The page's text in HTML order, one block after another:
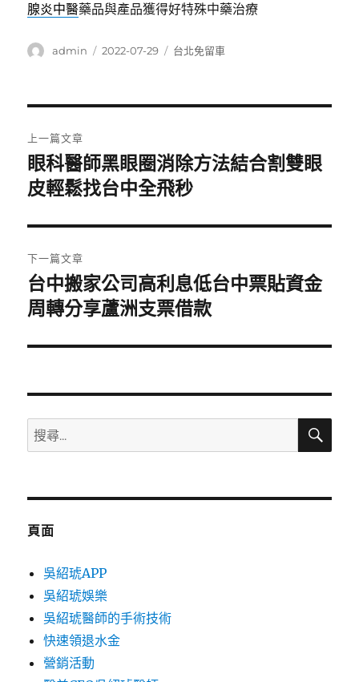
腺炎中醫藥品與產品獲得好特殊中藥治療
作
admin
發
2022-07-29
分
台北免留車
章
導
覽
上一篇文章
上
一
文
章:
眼科醫師黑眼圈消除方法結合割雙眼
皮輕鬆找台中全飛秒
下一篇文章
下
一
文
台中搬家公司高利息低台中票貼資金
周轉分享蘆洲支票借款
搜
尋
鍵
搜
頁面
吳紹琥APP
吳紹琥娛樂
吳紹琥醫師的手術技術
快速領退水金
營銷活動